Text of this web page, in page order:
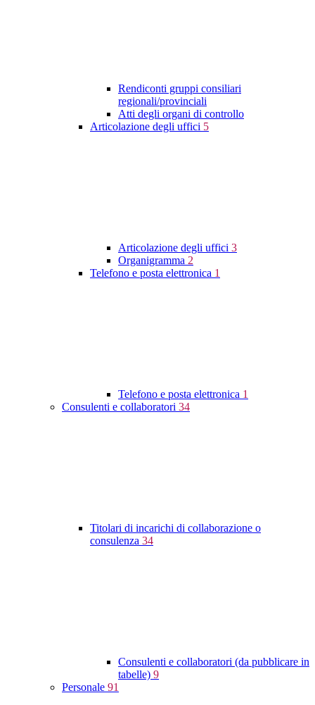
Rendiconti gruppi consiliari
regionali/provinciali
Atti degli organi di controllo
Articolazione degli uffici 5
Articolazione degli uffici 3
Organigramma 2
Telefono e posta elettronica 1
Telefono e posta elettronica 1
Consulenti e collaboratori 34
Titolari di incarichi di collaborazione o
consulenza 34
Consulenti e collaboratori (da pubblicare in
tabelle) 9
Personale 91